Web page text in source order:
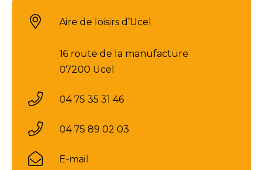
Aire de loisirs d’Ucel
16 route de la manufacture
07200 Ucel
04 75 35 31 46
04 75 89 02 03
E-mail